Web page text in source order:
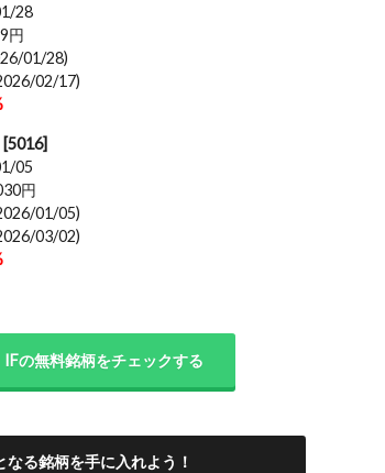
28
円
01/28)
02/17)
05
円
01/05)
03/02)
IFの無料銘柄をチェックする
なる銘柄を手に入れよう！